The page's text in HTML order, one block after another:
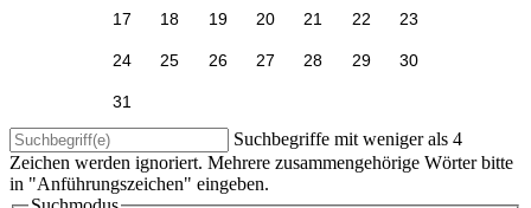
17 18 19 20 21 22 23
24 25 26 27 28 29 30
31
Suchbegriffe mit weniger als 4
Zeichen werden ignoriert. Mehrere zusammengehörige Wörter bitte
in "Anführungszeichen" eingeben.